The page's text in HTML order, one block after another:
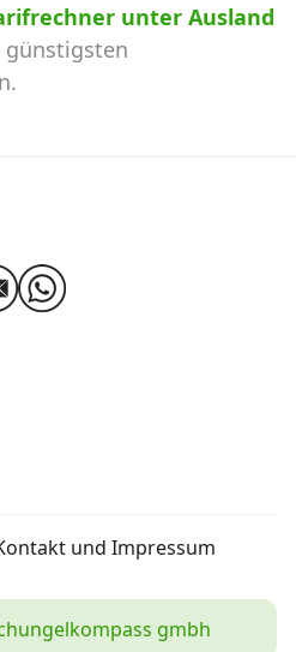
unter Ausland
und Impressum
gmbh